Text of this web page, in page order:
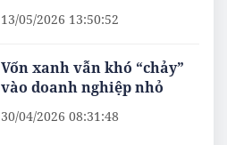
13/05/2026 13:50:52
Vốn xanh vẫn khó “chảy”
vào doanh nghiệp nhỏ
30/04/2026 08:31:48